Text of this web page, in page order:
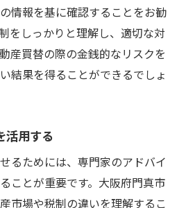
情報を基に確認することをお勧
をしっかりと理解し、適切な対
産買替の際の金銭的なリスクを
結果を得ることができるでしょ
活用する
るためには、専門家のアドバイ
ことが重要です。大阪府門真市
市場や税制の違いを理解するこ